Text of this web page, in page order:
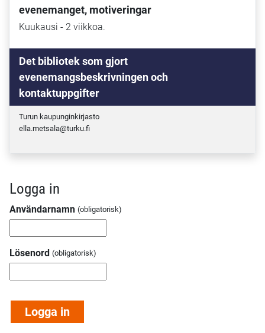
evenemanget, motiveringar
Kuukausi - 2 viikkoa.
Det bibliotek som gjort
evenemangsbeskrivningen och
kontaktuppgifter
Turun kaupunginkirjasto
ella.metsala@turku.fi
Logga in
Användarnamn
Lösenord